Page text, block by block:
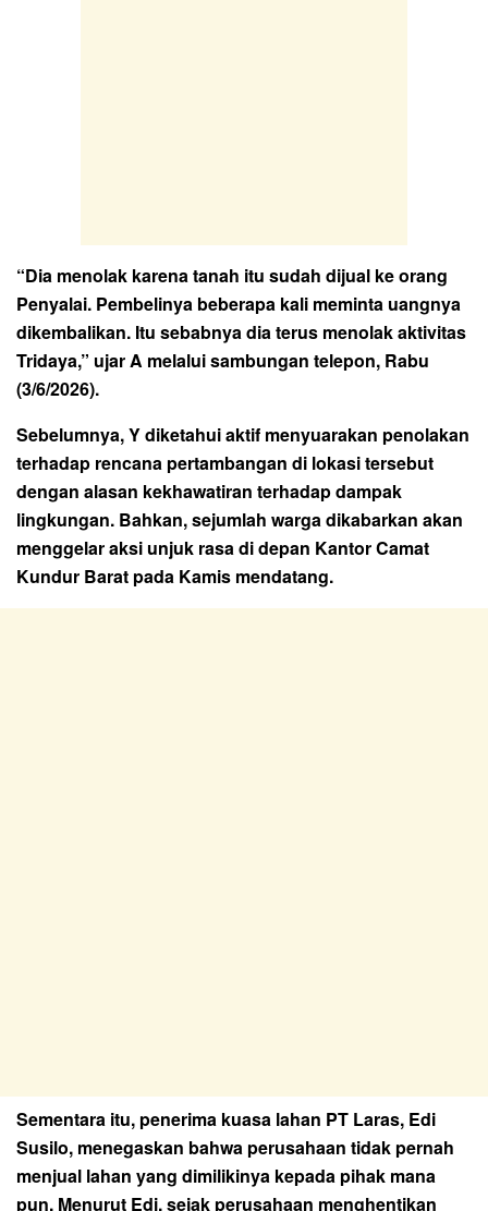
“Dia menolak karena tanah itu sudah dijual ke orang
Penyalai. Pembelinya beberapa kali meminta uangnya
dikembalikan. Itu sebabnya dia terus menolak aktivitas
Tridaya,” ujar A melalui sambungan telepon, Rabu
(3/6/2026).
Sebelumnya, Y diketahui aktif menyuarakan penolakan
terhadap rencana pertambangan di lokasi tersebut
dengan alasan kekhawatiran terhadap dampak
lingkungan. Bahkan, sejumlah warga dikabarkan akan
menggelar aksi unjuk rasa di depan Kantor Camat
Kundur Barat pada Kamis mendatang.
Sementara itu, penerima kuasa lahan PT Laras, Edi
Susilo, menegaskan bahwa perusahaan tidak pernah
menjual lahan yang dimilikinya kepada pihak mana
pun. Menurut Edi, sejak perusahaan menghentikan